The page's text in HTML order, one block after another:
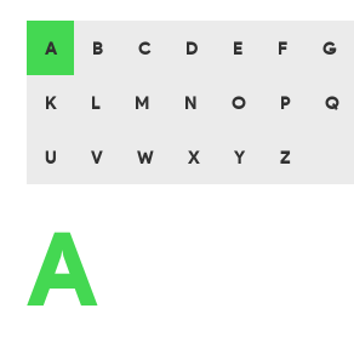
A B C D E F G
K L M N O P Q
U V W X Y Z
A